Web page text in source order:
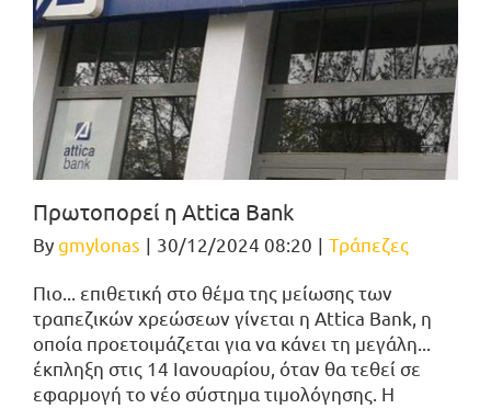
Πρωτοπορεί η Attica Bank
Bygmylonas | 30/12/2024 08:20 | Τράπεζες
Πιο... επιθετική στο θέμα της μείωσης των
τραπεζικών χρεώσεων γίνεται η Attica Bank, η
οποία προετοιμάζεται για να κάνει τη μεγάλη...
έκπληξη στις 14 Ιανουαρίου, όταν θα τεθεί σε
εφαρμογή το νέο σύστημα τιμολόγησης. Η